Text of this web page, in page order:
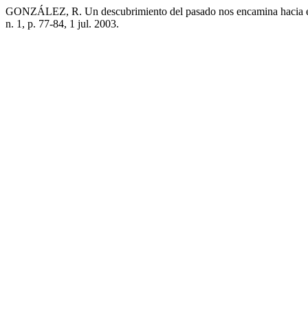
GONZÁLEZ, R. Un descubrimiento del pasado nos encamina
n. 1, p. 77-84, 1 jul. 2003.